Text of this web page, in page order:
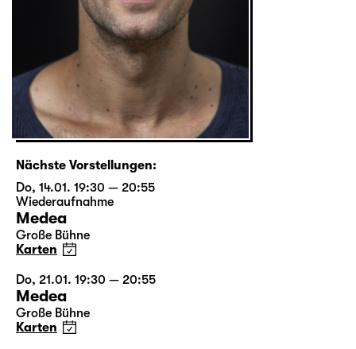
Nächste Vorstellungen:
Do, 14.01. 19:30 — 20:55
Wiederaufnahme
Medea
Große Bühne
Karten
Do, 21.01. 19:30 — 20:55
Medea
Große Bühne
Karten